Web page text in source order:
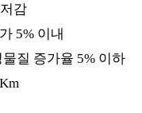
감
5% 이내
질 증가율 5% 이하